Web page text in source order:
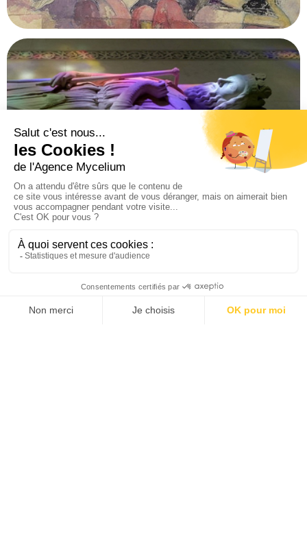
Espace muséal Paul Gauguin en Polynésie
Tahiti, Polynésie